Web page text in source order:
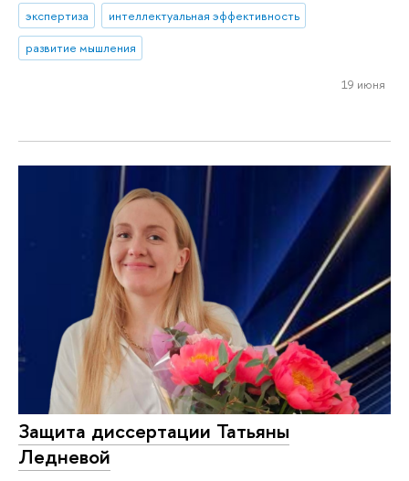
экспертиза
интеллектуальная эффективность
развитие мышления
19 июня
Защита диссертации Татьяны
Ледневой